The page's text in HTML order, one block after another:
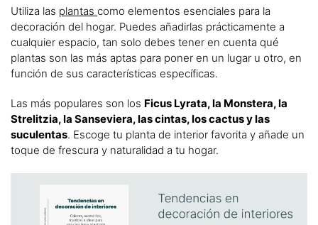
Utiliza las plantas como elementos esenciales para la
decoración del hogar. Puedes añadirlas prácticamente a
cualquier espacio, tan solo debes tener en cuenta qué
plantas son las más aptas para poner en un lugar u otro, en
función de sus características específicas.
Las más populares son los Ficus Lyrata, la Monstera, la
Strelitzia, la Sanseviera, las cintas, los cactus y las
suculentas. Escoge tu planta de interior favorita y añade un
toque de frescura y naturalidad a tu hogar.